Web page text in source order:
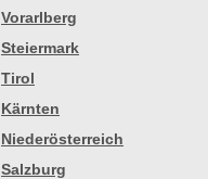
Vorarlberg
Steiermark
Tirol
Kärnten
Niederösterreich
Salzburg